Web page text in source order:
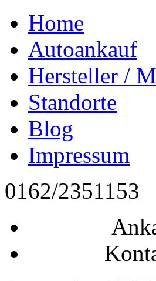
Home
Autoankauf
Hersteller /
Standorte
Blog
Impressum
0162/2351153